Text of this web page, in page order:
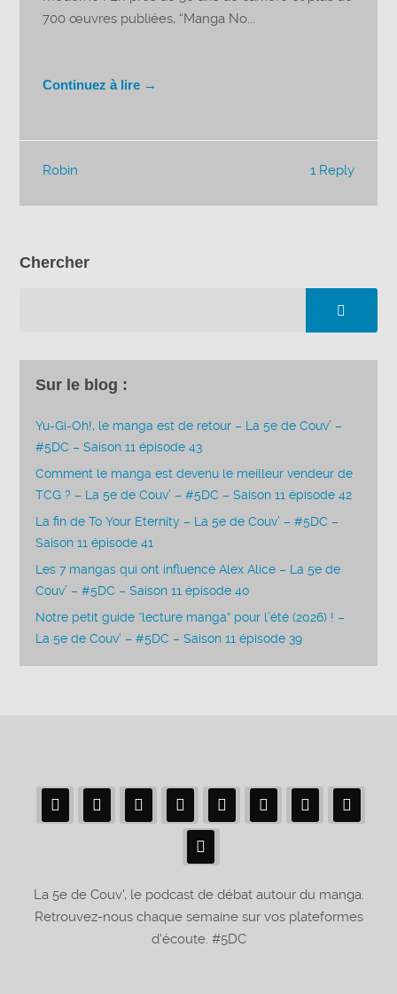
700 œuvres publiées, “Manga No...
Continuez à lire →
1 Reply
Robin
Chercher
Sur le blog :
Yu-Gi-Oh!, le manga est de retour – La 5e de Couv’ –
#5DC – Saison 11 épisode 43
Comment le manga est devenu le meilleur vendeur de
TCG ? – La 5e de Couv’ – #5DC – Saison 11 épisode 42
La fin de To Your Eternity – La 5e de Couv’ – #5DC –
Saison 11 épisode 41
Les 7 mangas qui ont influencé Alex Alice – La 5e de
Couv’ – #5DC – Saison 11 épisode 40
Notre petit guide “lecture manga” pour l’été (2026) ! –
La 5e de Couv’ – #5DC – Saison 11 épisode 39
La 5e de Couv', le podcast de débat autour du manga.
Retrouvez-nous chaque semaine sur vos plateformes
d'écoute. #5DC